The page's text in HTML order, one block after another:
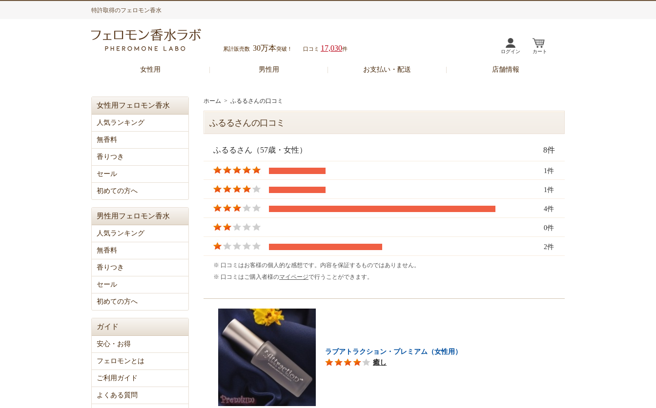
特許取得のフェロモン香水
累計販売数 30万本突破！ 口コミ 17,030件 ログイン カート
女性用 男性用 お支払い・配送 店舗情報
ホーム > ふるるさんの口コミ
ふるるさんの口コミ
ふるるさん（57歳・女性） 8件
1件
1件
4件
0件
2件
※ 口コミはお客様の個人的な感想です。内容を保証するものではありません。
※ 口コミはご購入者様のマイページで行うことができます。
ラブアトラクション・プレミアム（女性用）
癒し
女性用フェロモン香水
人気ランキング
無香料
香りつき
セール
初めての方へ
男性用フェロモン香水
人気ランキング
無香料
香りつき
セール
初めての方へ
ガイド
安心・お得
フェロモンとは
ご利用ガイド
よくある質問